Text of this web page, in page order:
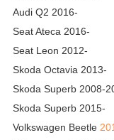
Audi Q2 2016-
Seat Ateca 2016-
Seat Leon 2012-
Skoda Octavia 2013-
Skoda Superb 2008-
Skoda Superb 2015-
Volkswagen Beetle